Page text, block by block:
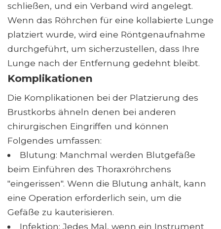
schließen, und ein Verband wird angelegt.
Wenn das Röhrchen für eine kollabierte Lunge
platziert wurde, wird eine Röntgenaufnahme
durchgeführt, um sicherzustellen, dass Ihre
Lunge nach der Entfernung gedehnt bleibt.
Komplikationen
Die Komplikationen bei der Platzierung des
Brustkorbs ähneln denen bei anderen
chirurgischen Eingriffen und können
Folgendes umfassen:
Blutung: Manchmal werden Blutgefäße
beim Einführen des Thoraxröhrchens
"eingerissen". Wenn die Blutung anhält, kann
eine Operation erforderlich sein, um die
Gefäße zu kauterisieren.
Infektion: Jedes Mal, wenn ein Instrument